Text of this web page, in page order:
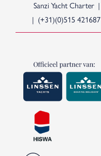
Sanzi Yacht Charter
(+31)(0)515 421687